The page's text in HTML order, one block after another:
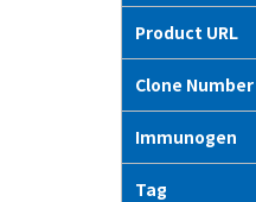
Product URL
Clone Number
Immunogen
Tag